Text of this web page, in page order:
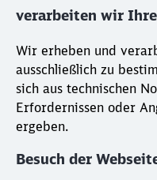
verarbeiten wir
Wir erheben und
ausschließlich zu
sich aus technischen
Erfordernissen oder
ergeben.
Besuch der